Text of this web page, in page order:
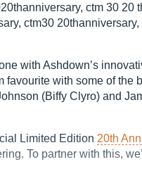
ctm 30 20
ctm30
with Ashdown’s
favourite with some of the
(Biffy Clyro) and
Limited Edition 20th
To partner with this,